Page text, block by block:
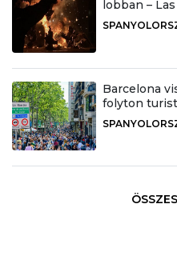
lobban –
Barcelona
folyton